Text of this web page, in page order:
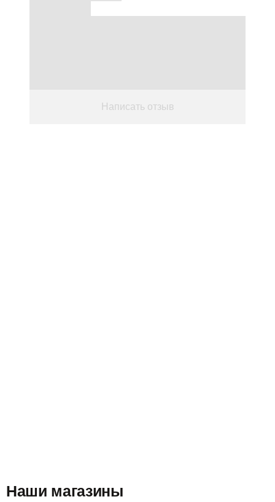
Написать отзыв
Наши магазины